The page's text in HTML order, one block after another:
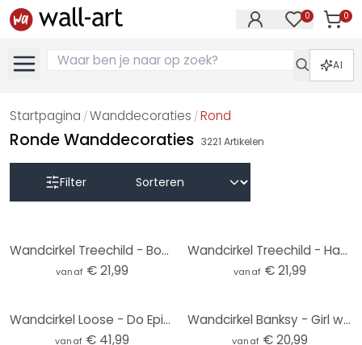
0 0
AI
Startpagina /Wanddecoraties /Rond
Ronde Wanddecoraties 3221 Artikelen
Filter
Wandcirkel Treechild - Bouquet of Flowers
vanaf € 21,99
Wandcirkel Treechild - Happy People
vanaf € 21,99
Wandcirkel Loose - Do Epic Shit
vanaf € 41,99
Wandcirkel Banksy - Girl with the Red Balloon
vanaf € 20,99